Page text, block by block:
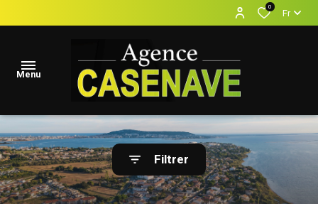
0
Fr
Menu
accueil
Locations
Vacances
Filtrer